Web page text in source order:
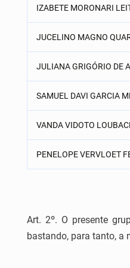
IZABETE MORONARI
JUCELINO MAGNO
JULIANA GRIGÓRIO DE
SAMUEL DAVI GARCIA
VANDA VIDOTO
PENELOPE VERVLOET
Art. 2º. O presente
bastando, para tanto, a